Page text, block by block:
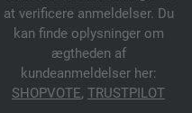
at verificere anmeldelser. Du
kan finde oplysninger om
ægtheden af
kundeanmeldelser her:
SHOPVOTE, TRUSTPILOT